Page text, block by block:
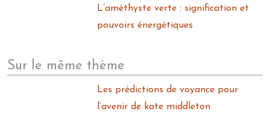
L’améthyste verte : signification et
pouvoirs énergétiques
Sur le même thème
Les prédictions de voyance pour
l’avenir de kate middleton